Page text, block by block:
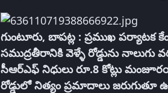
గుంటూరు, బాపట్ల : ప్రముఖ పర్యాటక
సముద్రతీరానికి వెళ్ళే రోడ్డును నాలుగు
సీఆర్‌ఎఫ్‌ నిధులు రూ.8 కోట్లు
రోడ్డులో నిత్యం ప్రమాదాలు